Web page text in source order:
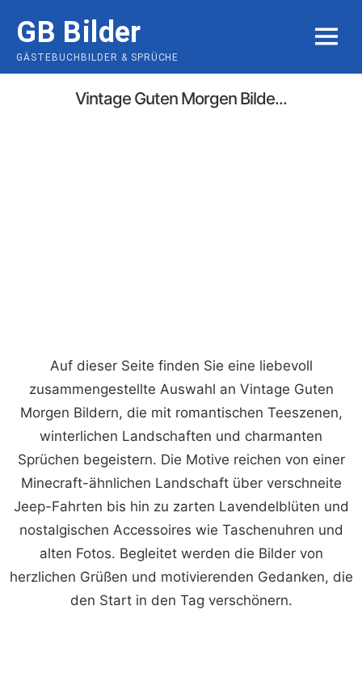
content
GB Bilder
GÄSTEBUCHBILDER & SPRÜCHE
MENU
Vintage Guten Morgen Bilde...
Auf dieser Seite finden Sie eine liebevoll
zusammengestellte Auswahl an Vintage Guten
Morgen Bildern, die mit romantischen Teeszenen,
winterlichen Landschaften und charmanten
Sprüchen begeistern. Die Motive reichen von einer
Minecraft-ähnlichen Landschaft über verschneite
Jeep-Fahrten bis hin zu zarten Lavendelblüten und
nostalgischen Accessoires wie Taschenuhren und
alten Fotos. Begleitet werden die Bilder von
herzlichen Grüßen und motivierenden Gedanken, die
den Start in den Tag verschönern.